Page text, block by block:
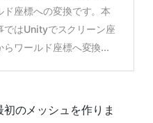
ド座標への変換です。本
ではUnityでスクリーン座
らワールド座標へ変換...
のメッシュを作りま